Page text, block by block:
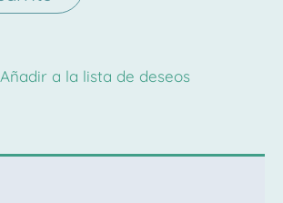
Añadir a la lista de deseos